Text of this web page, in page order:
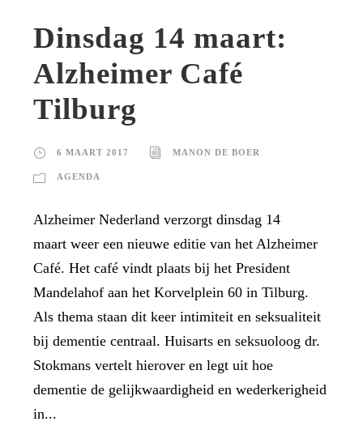
Dinsdag 14 maart:
Alzheimer Café
Tilburg
6 MAART 2017 MANON DE BOER
AGENDA
Alzheimer Nederland verzorgt dinsdag 14
maart weer een nieuwe editie van het Alzheimer
Café. Het café vindt plaats bij het President
Mandelahof aan het Korvelplein 60 in Tilburg.
Als thema staan dit keer intimiteit en seksualiteit
bij dementie centraal. Huisarts en seksuoloog dr.
Stokmans vertelt hierover en legt uit hoe
dementie de gelijkwaardigheid en wederkerigheid
in...